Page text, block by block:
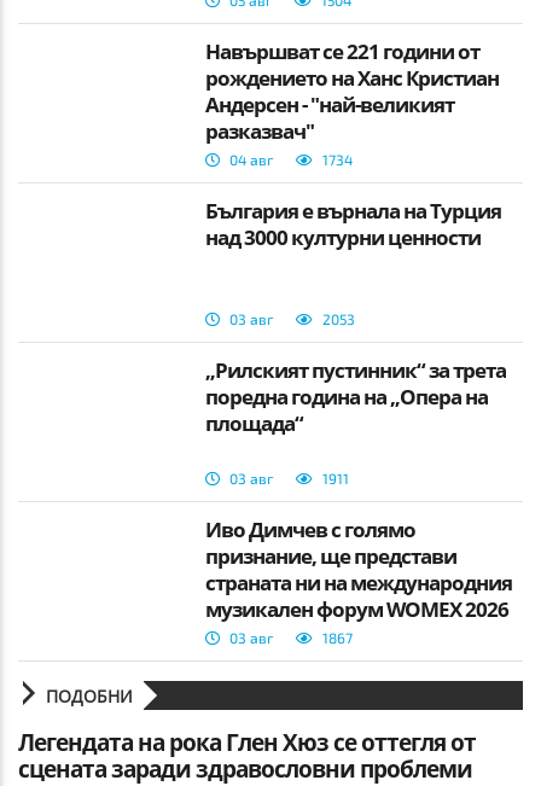
Навършват се 221 години от
рождението на Ханс Кристиан
Андерсен - "най-великият
разказвач"
04 авг 1734
България е върнала на Турция
над 3000 културни ценности
03 авг 2053
„Рилският пустинник“ за трета
поредна година на „Опера на
площада“
03 авг 1911
Иво Димчев с голямо
признание, ще представи
страната ни на международния
музикален форум WOMEX 2026
03 авг 1867
ПОДОБНИ
Легендата на рока Глен Хюз се оттегля от
сцената заради здравословни проблеми